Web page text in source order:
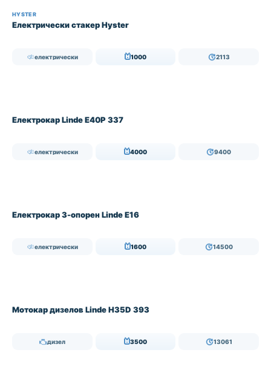
HYSTER
Електрически стакер Hyster
електрически 1000 2113
Електрокар Linde E40P 337
електрически 4000 9400
Електрокар 3-опорен Linde E16
електрически 1600 14500
Мотокар дизелов Linde H35D 393
дизел 3500 13061